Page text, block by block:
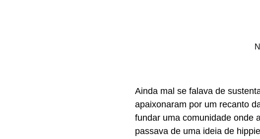
Ainda mal se falava de
apaixonaram por um recanto
fundar uma comunidade onde
passava de uma ideia de